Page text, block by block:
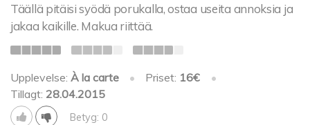
Täällä pitäisi syödä porukalla, ostaa useita annoksia ja
jakaa kaikille. Makua riittää.
Upplevelse: À la carte • Priset: 16€
•
Tillagt: 28.04.2015
Betyg: 0